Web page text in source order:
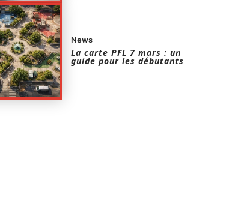
News
La carte PFL 7 mars : un
guide pour les débutants